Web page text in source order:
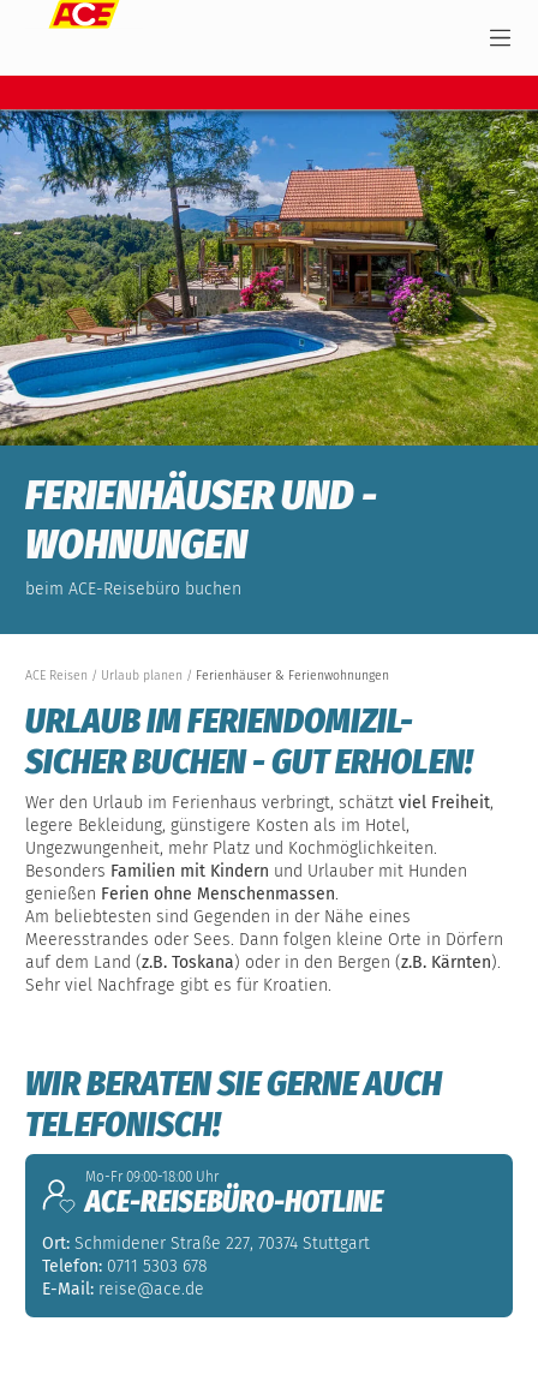
FERIENHÄUSER UND -
WOHNUNGEN
beim ACE-Reisebüro buchen
ACE Reisen Urlaub planen Ferienhäuser & Ferienwohnungen
URLAUB IM FERIENDOMIZIL-
SICHER BUCHEN - GUT ERHOLEN!
Wer den Urlaub im Ferienhaus verbringt, schätzt viel Freiheit,
legere Bekleidung, günstigere Kosten als im Hotel,
Ungezwungenheit, mehr Platz und Kochmöglichkeiten.
Besonders Familien mit Kindern und Urlauber mit Hunden
genießen Ferien ohne Menschenmassen.
Am beliebtesten sind Gegenden in der Nähe eines
Meeresstrandes oder Sees. Dann folgen kleine Orte in Dörfern
auf dem Land (z.B. Toskana) oder in den Bergen (z.B. Kärnten).
Sehr viel Nachfrage gibt es für Kroatien.
WIR BERATEN SIE GERNE AUCH
TELEFONISCH!
Mo-Fr 09:00-18:00 Uhr
ACE-REISEBÜRO-HOTLINE
Ort: Schmidener Straße 227, 70374 Stuttgart
Telefon: 0711 5303 678
E-Mail: reise@ace.de